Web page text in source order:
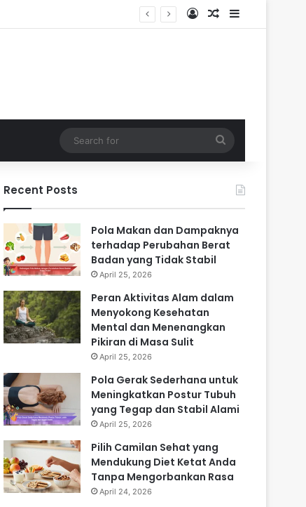
Log InRandom Article
Sidebar
for
Recent Posts
Pola Makan dan Dampaknya
terhadap Perubahan Berat
Badan yang Tidak Stabil
April 25, 2026
Peran Aktivitas Alam dalam
Menyokong Kesehatan
Mental dan Menenangkan
Pikiran di Masa Sulit
April 25, 2026
Pola Gerak Sederhana untuk
Meningkatkan Postur Tubuh
yang Tegap dan Stabil Alami
April 25, 2026
Pilih Camilan Sehat yang
Mendukung Diet Ketat Anda
Tanpa Mengorbankan Rasa
April 24, 2026